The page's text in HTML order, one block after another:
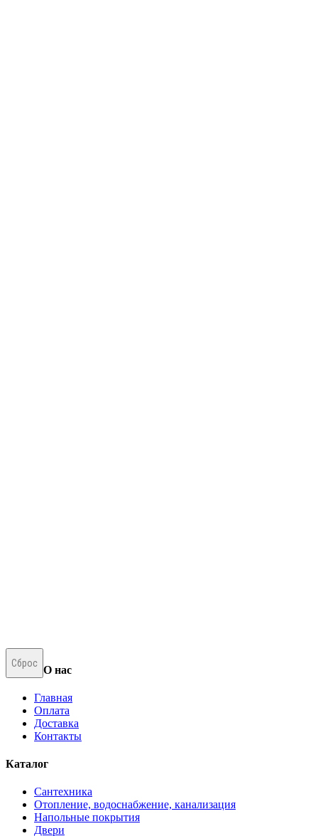
Сброс
О нас
Главная
Оплата
Доставка
Контакты
Каталог
Сантехника
Отопление, водоснабжение, канализация
Напольные покрытия
Двери